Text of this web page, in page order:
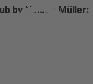
play_circle
by Nelson Müller: